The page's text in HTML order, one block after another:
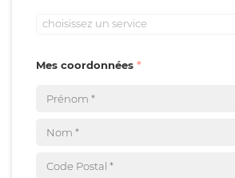
choisissez un service
Mes coordonnées